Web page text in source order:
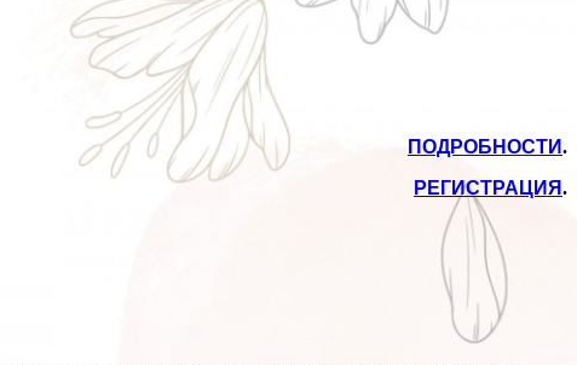
ПОДРОБНОСТИ.
РЕГИСТРАЦИЯ.